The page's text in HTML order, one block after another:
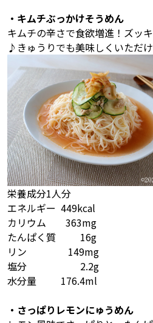
・キムチぶっかけそうめん
キムチの辛さで食欲増進！ズッ
♪きゅうりでも美味しくいただ
栄養成分1人分
エネルギー 449kcal
カリウム 363mg
たんぱく質 16g
リン 149mg
塩分 2.2g
水分量 176.4ml
・さっぱりレモンにゅうめん